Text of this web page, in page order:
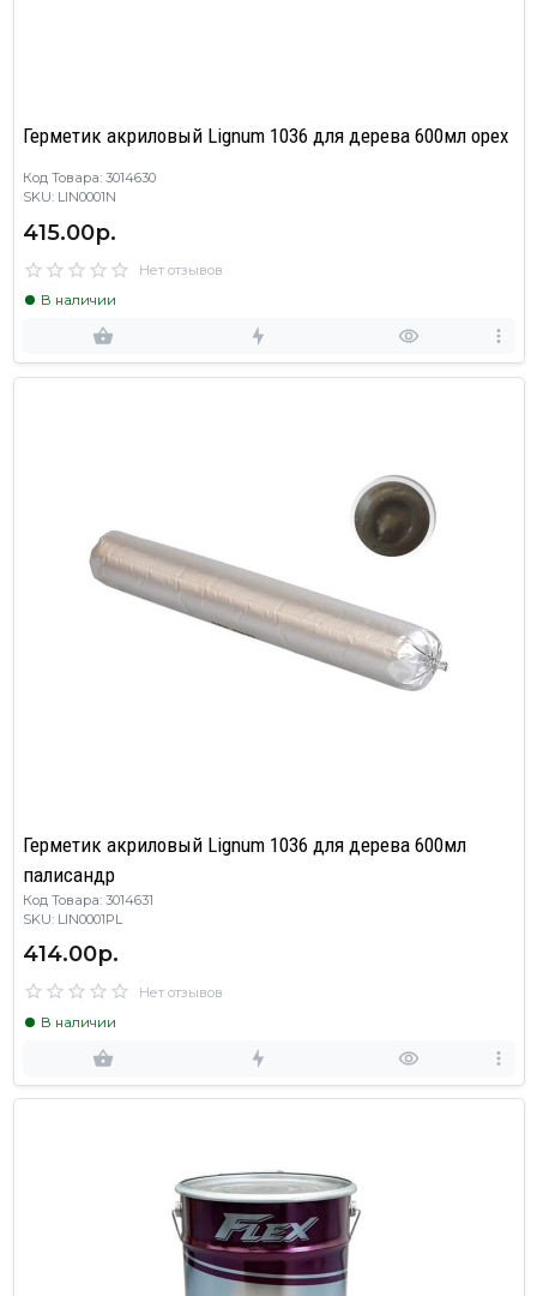
Герметик акриловый Lignum 1036 для дерева 600мл орех
Код Товара: 3014630
SKU: LIN0001N
415.00р.
Нет отзывов
В наличии
Герметик акриловый Lignum 1036 для дерева 600мл
палисандр
Код Товара: 3014631
SKU: LIN0001PL
414.00р.
Нет отзывов
В наличии